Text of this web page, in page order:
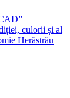
culorii și al
Herăstrău